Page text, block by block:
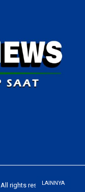
LAINNYA
rights reserved.